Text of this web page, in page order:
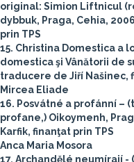
original: Simion Liftnicul
dybbuk, Praga, Cehia,
prin TPS
15. Christina Domestica a
domestica şi Vânătorii de
traducere de Jiří Našinec,
Mircea Eliade
16. Posvátné a profánní –
profane,) Oikoymenh,
Karfik, finanţat prin TPS
Anca Maria Mosora
17. Archandělé neumírají